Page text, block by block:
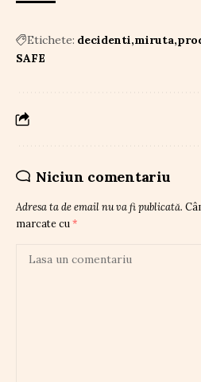
Etichete: decidenti miruta
SAFE
Niciun comentariu
Adresa ta de email nu va fi publicată.
marcate cu *